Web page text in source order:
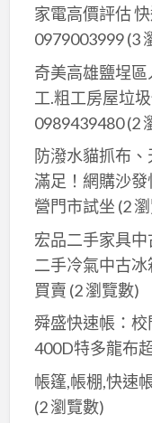
家電高價評估
0979003999(3
奇美高雄鹽埕
工.粗工房屋垃
0989439480(2
防潑水貓抓布
滿足！網購沙
營門市試坐 (2
宏品二手家具
二手冷氣中古
買賣 (2 瀏覽數)
舜盛快速帳：校
400D特多龍布
帳篷,帳棚,快速
(2 瀏覽數)